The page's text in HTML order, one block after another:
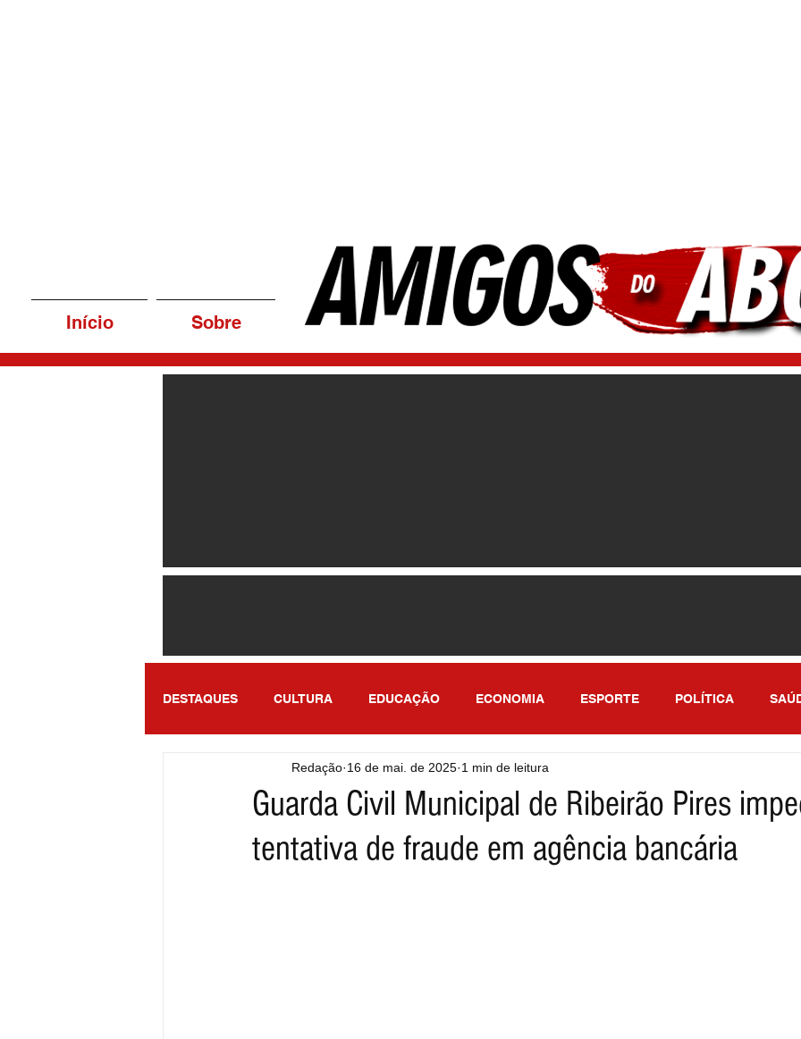
Início Sobre
DESTAQUES CULTURA EDUCAÇÃO ECONOMIA ESPORTE POLÍTICA
ENTRETENIMENTO SÃO PAULO
Guarda Civil Municipal de Ribeirão Pires
tentativa de fraude em agência bancária
Redação 16 de mai. de 2025 1 min de leitura